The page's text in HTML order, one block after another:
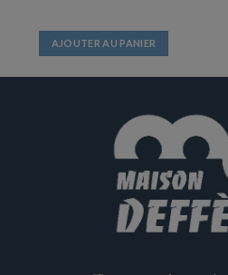
AJOUTER AU PANIER